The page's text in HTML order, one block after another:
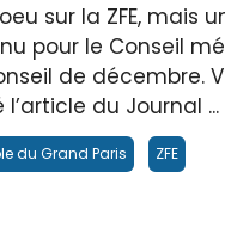
sur la ZFE,
pour le Conseil
de décembre.
du Journal ...
du Grand Paris ZFE